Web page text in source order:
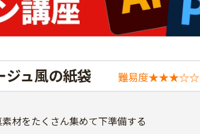
ジュ風の紙袋 難易度★★★☆☆
材をたくさん集めて下準備する